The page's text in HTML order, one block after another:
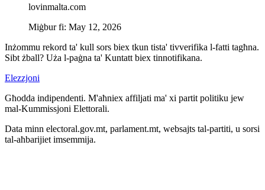
lovinmalta.com
Miġbur fi: May 12, 2026
Inżommu rekord ta' kull sors biex tkun tista' tivverifika l-fatti tagħna.
Sibt żball? Uża l-paġna ta' Kuntatt biex tinnotifikana.
Elezzjoni
Għodda indipendenti. M'aħniex affiljati ma' xi partit politiku jew
mal-Kummissjoni Elettorali.
Data minn electoral.gov.mt, parlament.mt, websajts tal-partiti, u sorsi
tal-aħbarijiet imsemmija.